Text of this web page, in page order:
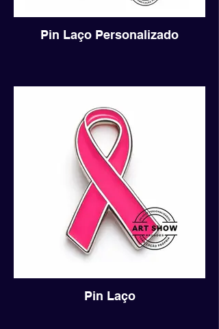
Pin Laço Personalizado
Pin Laço